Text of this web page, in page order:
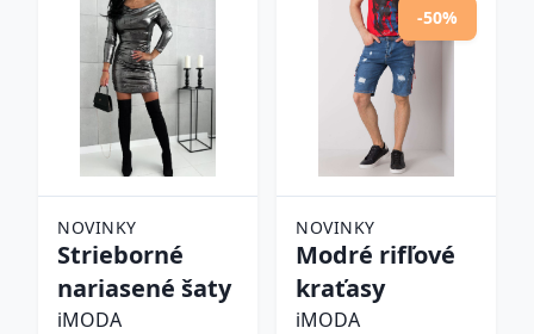
NOVINKY
Strieborné
nariasené šaty
iMODA
-50%
NOVINKY
Modré rifľové
kraťasy
iMODA